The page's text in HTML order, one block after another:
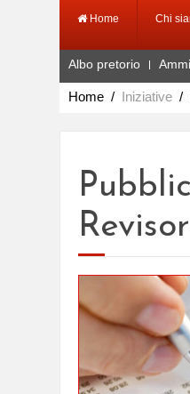
Home Chi
Albo pretorio
Home Iniziative